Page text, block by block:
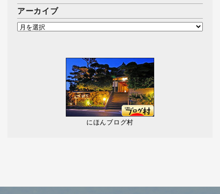
アーカイブ
にほんブログ村